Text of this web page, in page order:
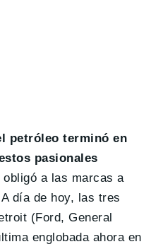
petróleo terminó en
pasionales
obligó a las marcas a
día de hoy, las tres
(Ford, General
englobada ahora en